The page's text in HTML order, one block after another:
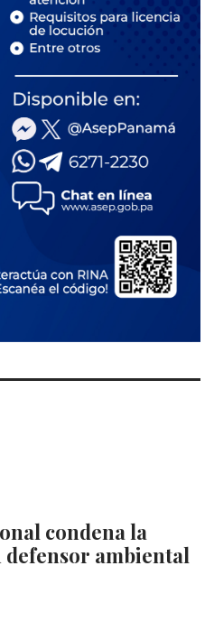
condena la
defensor ambiental